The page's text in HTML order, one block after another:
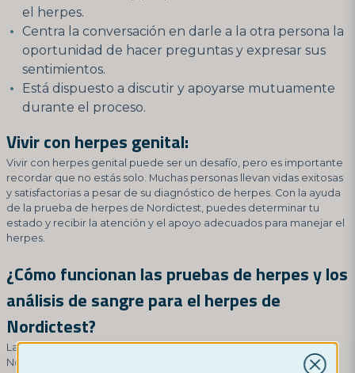
el herpes.
Centra la conversación en darle a la otra persona la
oportunidad de hacer preguntas y expresar sus
sentimientos.
Está dispuesto a discutir y apoyarse mutuamente
durante el proceso.
Vivir con herpes genital:
Vivir con herpes genital puede ser un desafío, pero es importante
recordar que no estás solo. Muchas personas llevan vidas exitosas
y satisfactorias a pesar de su diagnóstico de herpes. Con la ayuda
de la prueba de herpes de Nordictest, puedes determinar tu
estado y recibir la atención y el apoyo adecuados para manejar el
herpes.
¿Cómo funcionan las pruebas de herpes y los
análisis de sangre para el herpes de
Nordictest?
Las pruebas de herpes y los análisis de sangre para el herpes de
Nordictest están diseñados para detectar anticuerpos contra el